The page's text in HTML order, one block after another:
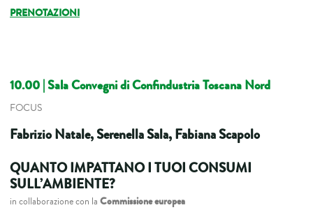
PRENOTAZIONI
10.00 | Sala Convegni di Confindustria Toscana Nord
FOCUS
Fabrizio Natale, Serenella Sala, Fabiana Scapolo
QUANTO IMPATTANO I TUOI CONSUMI
SULL’AMBIENTE?
in collaborazione con laCommissione europea